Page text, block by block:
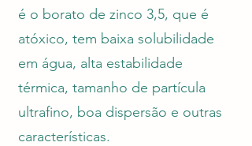
é o borato de zinco 3,5, que é
atóxico, tem baixa solubilidade
em água, alta estabilidade
térmica, tamanho de partícula
ultrafino, boa dispersão e outras
características.